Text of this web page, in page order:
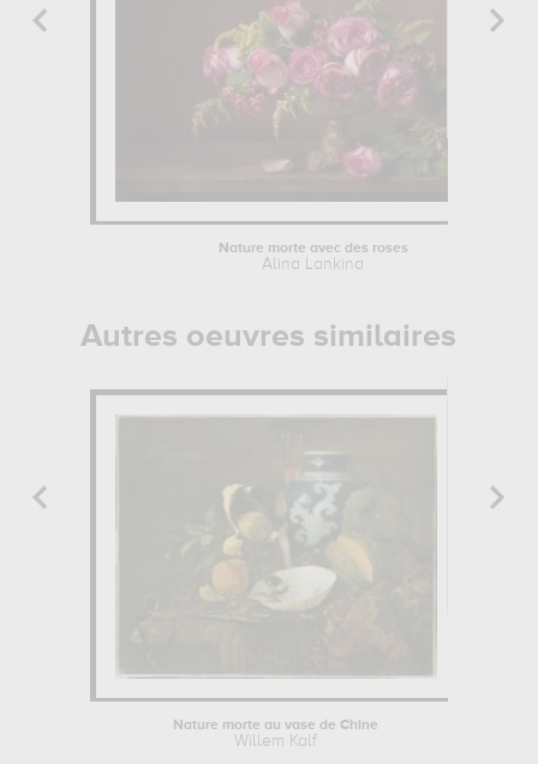
Nature morte avec des roses
Alina Lankina
Autres oeuvres similaires
Nature morte au vase de Chine
Willem Kalf